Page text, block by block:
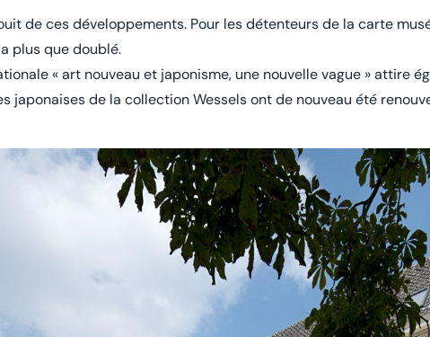
de ces développements. Pour les détenteurs de la carte
plus que doublé.
« art nouveau et japonisme, une nouvelle vague » attire
japonaises de la collection Wessels ont de nouveau été